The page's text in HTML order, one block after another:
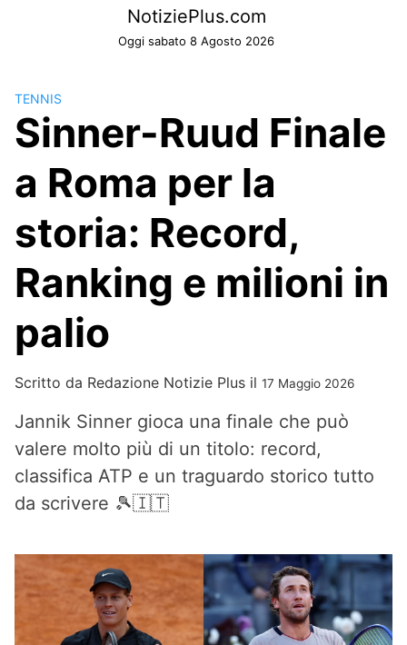
NotiziePlus.com
Oggi sabato 8 Agosto 2026
TENNIS
Sinner-Ruud Finale
a Roma per la
storia: Record,
Ranking e milioni in
palio
Scritto da Redazione Notizie Plus il 17 Maggio 2026
Jannik Sinner gioca una finale che può
valere molto più di un titolo: record,
classifica ATP e un traguardo storico tutto
da scrivere 🎾🇮🇹